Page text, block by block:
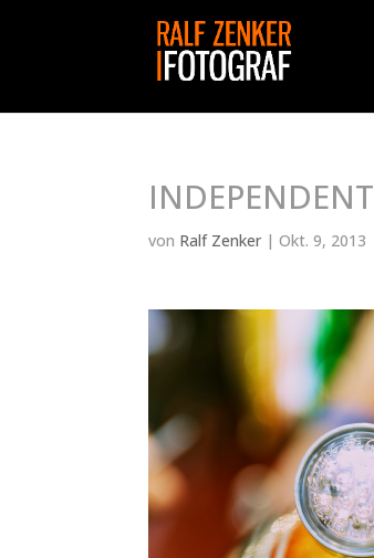
INDEPENDENT
von Ralf Zenker |Okt. 9, 2013